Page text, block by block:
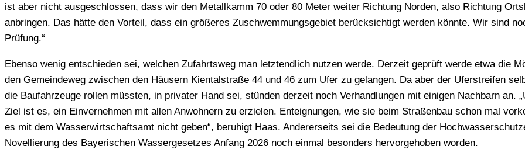
ist aber nicht ausgeschlossen, dass wir den Metallkamm 70 oder 80 Meter weiter Richtung Norden, also Richtung
anbringen. Das hätte den Vorteil, dass ein größeres Zuschwemmungsgebiet berücksichtigt werden könnte. Wir sind
Prüfung.“
Ebenso wenig entschieden sei, welchen Zufahrtsweg man letztendlich nutzen werde. Derzeit geprüft werde etwa die
den Gemeindeweg zwischen den Häusern Kientalstraße 44 und 46 zum Ufer zu gelangen. Da aber der Uferstreifen
die Baufahrzeuge rollen müssten, in privater Hand sei, stünden derzeit noch Verhandlungen mit einigen Nachbarn an.
Ziel ist es, ein Einvernehmen mit allen Anwohnern zu erzielen. Enteignungen, wie sie beim Straßenbau schon mal
es mit dem Wasserwirtschaftsamt nicht geben“, beruhigt Haas. Andererseits sei die Bedeutung der
Novellierung des Bayerischen Wassergesetzes Anfang 2026 noch einmal besonders hervorgehoben worden.